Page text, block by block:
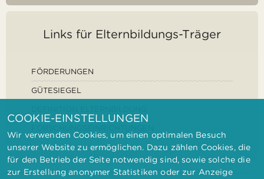
Links für Elternbildungs-Träger
FÖRDERUNGEN
GÜTESIEGEL
COOKIE-EINSTELLUNGEN
Wir verwenden Cookies, um einen optimalen Besuch
unserer Website zu ermöglichen. Dazu zählen Cookies, die
für den Betrieb der Seite notwendig sind, sowie solche die
zur Erstellung anonymer Statistiken oder zur Anzeige